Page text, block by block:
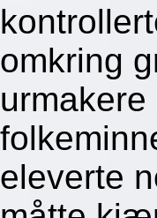
omkring
eleverte